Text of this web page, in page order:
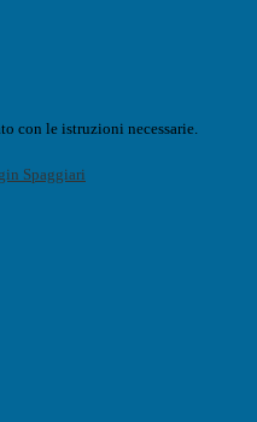
con le istruzioni necessarie.
Spaggiari